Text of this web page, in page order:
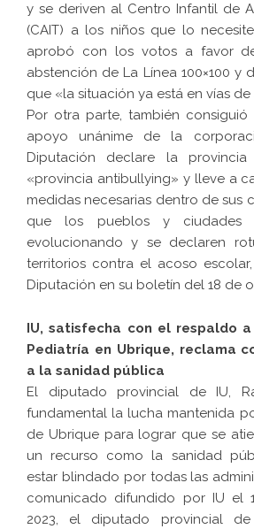
y se deriven al Centro Infantil de
(CAIT) a los niños que lo
aprobó con los votos a favor
abstención de La Línea 100×100 y
que «la situación ya está en vías
Por otra parte, también
apoyo unánime de la
Diputación declare la
«provincia antibullying» y lleve a
medidas necesarias dentro de sus
que los pueblos y ciudades
evolucionando y se declaren
territorios contra el acoso
Diputación en su boletín del 18 de
IU, satisfecha con el respaldo
Pediatría en Ubrique, reclama
a la sanidad pública
El diputado provincial de IU,
fundamental la lucha mantenida
de Ubrique para lograr que se
un recurso como la sanidad
estar blindado por todas las
comunicado difundido por IU el
2023, el diputado provincial de